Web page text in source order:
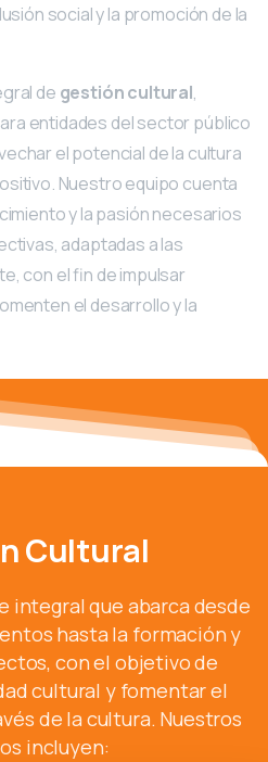
social y la promoción de la
de gestión cultural,
entidades del sector público
el potencial de la cultura
Nuestro equipo cuenta
y la pasión necesarios
adaptadas a las
con el fin de impulsar
el desarrollo y la
Cultural
integral que abarca desde
hasta la formación y
con el objetivo de
cultural y fomentar el
de la cultura. Nuestros
incluyen: